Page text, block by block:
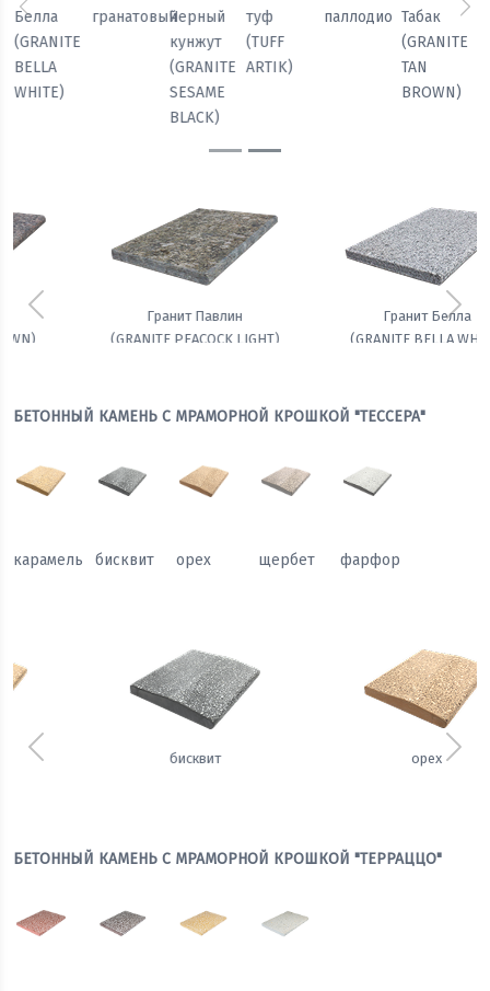
паллодио Табак
Павлин
(GRANITE
PEACOCK
LIGHT)
Белла
(GRANITE
BELLA
гранатовыйЧерный
кунжут
(GRANITE
SESAME
Предыдущий
Гранит Белла
(GRANITE BELLA WHITE)
Амфиболит гранатовый
Предыдущий
БЕТОННЫЙ КАМЕНЬ С МРАМОРНОЙ КРОШКОЙ "ТЕССЕРА"
карамель бисквит орех щербет фарфор
Предыдущий
БЕТОННЫЙ КАМЕНЬ С МРАМОРНОЙ КРОШКОЙ "ТЕРРАЦЦО"